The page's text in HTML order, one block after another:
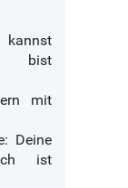
kannst
bist
mit
Deine
ist